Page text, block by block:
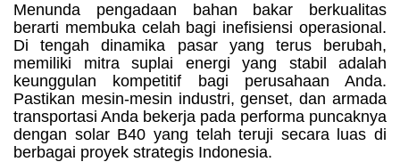
Menunda pengadaan bahan bakar berkualitas
berarti membuka celah bagi inefisiensi operasional.
Di tengah dinamika pasar yang terus berubah,
memiliki mitra suplai energi yang stabil adalah
keunggulan kompetitif bagi perusahaan Anda.
Pastikan mesin-mesin industri, genset, dan armada
transportasi Anda bekerja pada performa puncaknya
dengan solar B40 yang telah teruji secara luas di
berbagai proyek strategis Indonesia.